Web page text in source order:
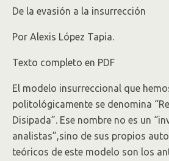
De la evasión a la insurrección
Por Alexis López Tapia.
Texto completo en PDF
El modelo insurreccional que
politológicamente se denomina
Disipada”. Ese nombre no es un
analistas”,sino de sus propios
teóricos de este modelo son los